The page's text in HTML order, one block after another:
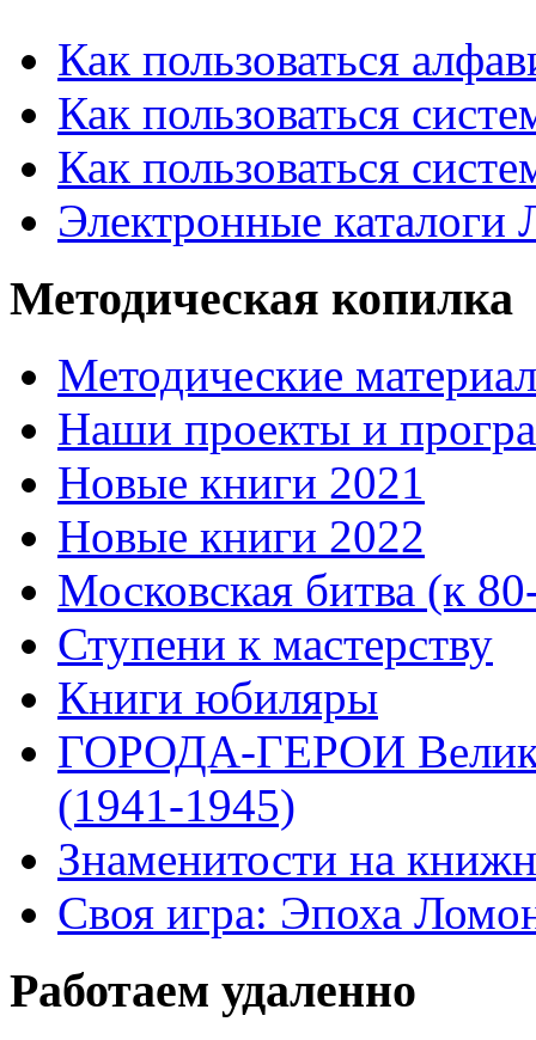
Как пользоваться
Как пользоваться
Как пользоваться
Электронные
Методическая копилка
Методические
Наши проекты и
Новые книги 2021
Новые книги 2022
Московская битва (к
Ступени к мастерству
Книги юбиляры
ГОРОДА-ГЕРОИ
(1941-1945)
Знаменитости на
Своя игра: Эпоха
Работаем удаленно